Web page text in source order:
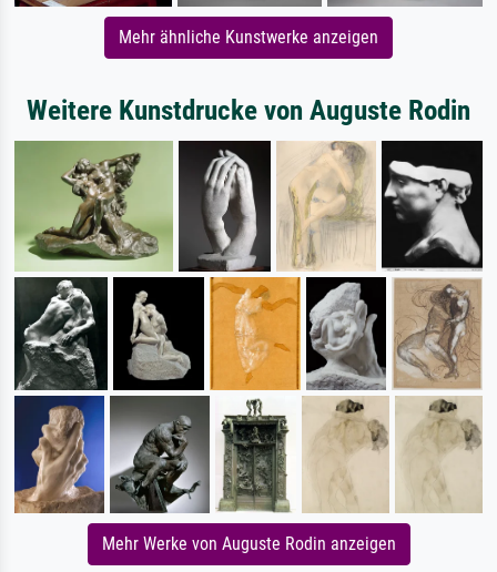
Mehr ähnliche Kunstwerke anzeigen
Weitere Kunstdrucke von Auguste Rodin
Mehr Werke von Auguste Rodin anzeigen